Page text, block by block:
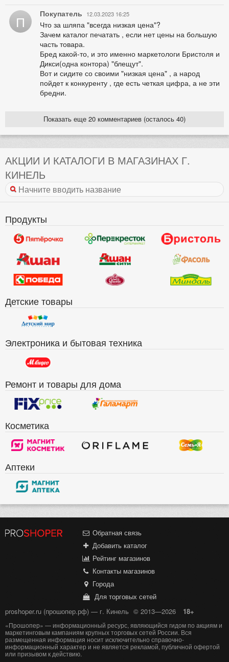
П Покупатель 12.03.2023 16:25
Что за шляпа "всегда низкая цена"?
Зачем каталог печатать , если нет цены на большую
часть товара.
Бред какой-то, и это именно маркетологи Бристоля и
Дикси(одна контора) "блещут".
Вот и сидите со своими "низкая цена" , а народ
пойдет к конкуренту , где есть четкая цифра, а не эти
бредни.
Показать еще 20 комментариев (осталось 40)
АКЦИИ И КАТАЛОГИ В МАГАЗИНАХ Г.
КИНЕЛЬ
Продукты
Детские товары
Электроника и бытовая техника
Ремонт и товары для дома
Косметика
Аптеки
Обратная связь
Добавить каталог
Рейтинг магазинов
Контакты магазинов
Города
Для торговых сетей
proshoper.ru (прошопер.рф) — г. Кинель © 2013—2026 18+
«Прошопер» — информационный ресурс, являющийся гидом по акциям и
маркетинговым кампаниям крупных торговых сетей России. Вся
размещенная информация носит исключительно справочно-
информационный характер и не является рекламой, публичной офертой
или призывом к действию.